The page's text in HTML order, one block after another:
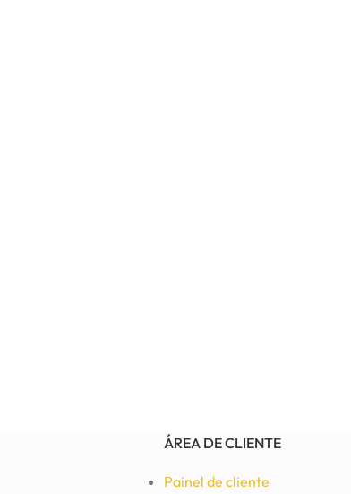
ÁREA DE CLIENTE
Painel de cliente